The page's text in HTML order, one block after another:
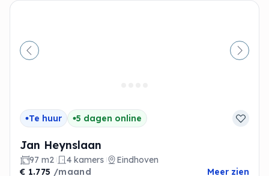
Vorige
Te huur 5 dagen online
Jan Heynslaan
97 m2 4 kamers
Eindhoven
€ 1.775 /maand Meer zien